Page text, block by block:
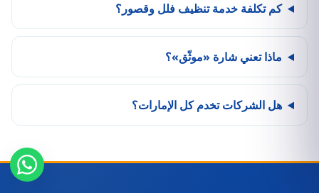
كم تكلفة خدمة تنظيف فلل وقصور؟
ماذا تعني شارة «موثّق»؟
هل الشركات تخدم كل الإمارات؟